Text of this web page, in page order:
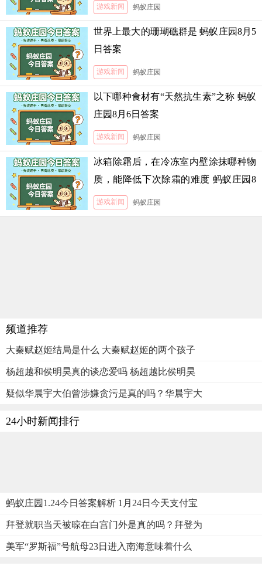
游戏新闻 蚂蚁庄园
世界上最大的珊瑚礁群是 蚂蚁庄园8月5
日答案
游戏新闻 蚂蚁庄园
以下哪种食材有“天然抗生素”之称 蚂蚁
庄园8月6日答案
游戏新闻 蚂蚁庄园
冰箱除霜后，在冷冻室内壁涂抹哪种物
质，能降低下次除霜的难度 蚂蚁庄园8
月5日答案
游戏新闻 蚂蚁庄园
频道推荐
大秦赋赵姬结局是什么 大秦赋赵姬的两个孩子
杨超越和侯明昊真的谈恋爱吗 杨超越比侯明昊
疑似华晨宇大伯曾涉嫌贪污是真的吗？华晨宇大
24小时新闻排行
蚂蚁庄园1.24今日答案解析 1月24日今天支付宝
拜登就职当天被晾在白宫门外是真的吗？拜登为
美军“罗斯福”号航母23日进入南海意味着什么